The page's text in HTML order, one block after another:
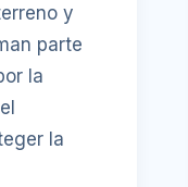
y
parte
la
la